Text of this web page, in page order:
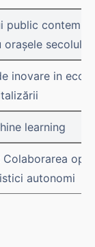
public
orașele
inovare in
learning
autonomi